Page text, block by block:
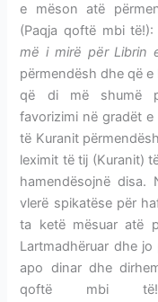
e mëson atë
(Paqja qoftë mbi të!):
më i mirë për Librin
përmendësh dhe që e
që di më shumë
favorizimi në gradët
të Kuranit
leximit të tij (Kuranit)
hamendësojnë disa.
vlerë spikatëse për
ta ketë mësuar atë
Lartmadhëruar dhe
apo dinar dhe
qoftë mbi